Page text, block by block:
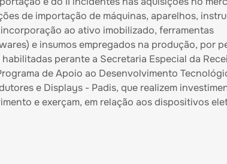
de importação de máquinas, aparelhos,
ao ativo imobilizado, ferramentas
e insumos empregados na produção, por
perante a Secretaria Especial da
de Apoio ao Desenvolvimento
e Displays - Padis, que realizem
e exerçam, em relação aos dispositivos